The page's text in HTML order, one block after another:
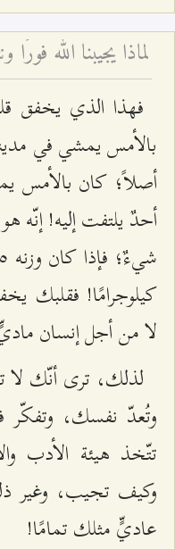
فهذا الذي يخفق
بالأمس يمشي في
أصلاً؛ كان بالأمس
أحدٌ يلتفت إليه! إنّه
كيلوجرامًا! فقلبك
لا من أجل إنسان
لذلك، ترى أنّك لا
وتُعدّ نفسك، وتفكّر
تتّخذ هيئة الأدب
وكيف تجيب، وغير
عاديٍّ مثلك تمامًا!